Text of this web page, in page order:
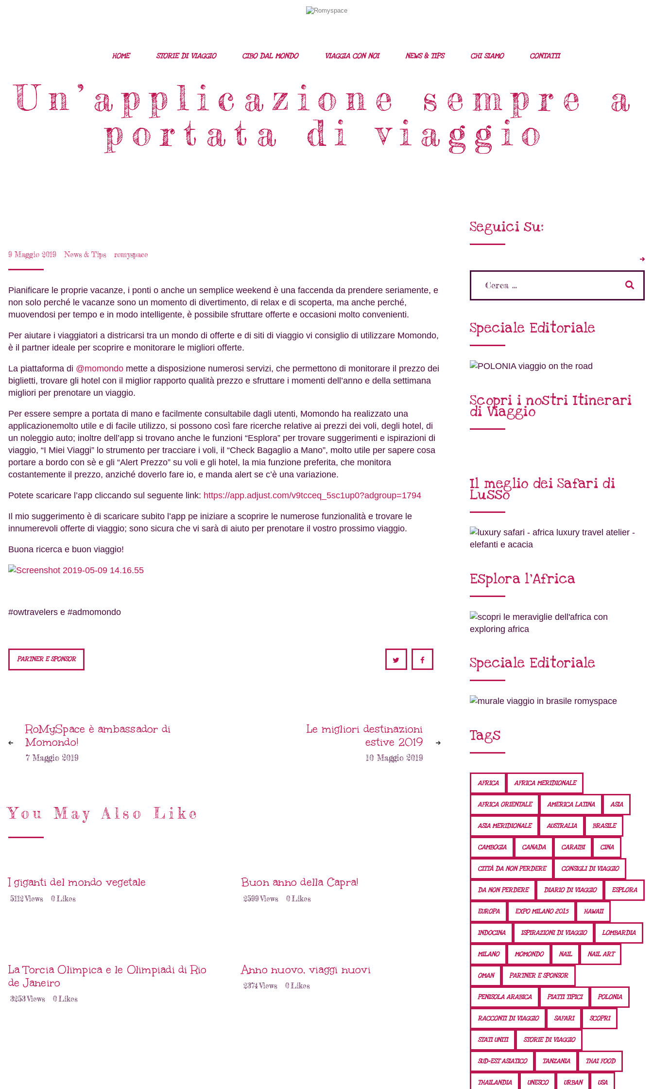
HOME STORIE DI VIAGGIO CIBO DAL MONDO VIAGGIA CON NOI NEWS & TIPS CHI SIAMO CONTATTI
Un’applicazione sempre a
portata di viaggio
Cibo Dal Mondo
Viaggia Con Noi
News & Tips
Chi Siamo
Contatti
9 Maggio 2019 News & Tips romyspace
Pianificare le proprie vacanze, i ponti o anche un semplice weekend è una faccenda da prendere seriamente, e
non solo perché le vacanze sono un momento di divertimento, di relax e di scoperta, ma anche perché,
muovendosi per tempo e in modo intelligente, è possibile sfruttare offerte e occasioni molto convenienti.
Per aiutare i viaggiatori a districarsi tra un mondo di offerte e di siti di viaggio vi consiglio di utilizzare Momondo,
è il partner ideale per scoprire e monitorare le migliori offerte.
La piattaforma di @momondo mette a disposizione numerosi servizi, che permettono di monitorare il prezzo dei
biglietti, trovare gli hotel con il miglior rapporto qualità prezzo e sfruttare i momenti dell’anno e della settimana
migliori per prenotare un viaggio.
Per essere sempre a portata di mano e facilmente consultabile dagli utenti, Momondo ha realizzato una
applicazionemolto utile e di facile utilizzo, si possono così fare ricerche relative ai prezzi dei voli, degli hotel, di
un noleggio auto; inoltre dell’app si trovano anche le funzioni “Esplora” per trovare suggerimenti e ispirazioni di
viaggio, “I Miei Viaggi” lo strumento per tracciare i voli, il “Check Bagaglio a Mano”, molto utile per sapere cosa
portare a bordo con sè e gli “Alert Prezzo” su voli e gli hotel, la mia funzione preferita, che monitora
costantemente il prezzo, anziché doverlo fare io, e manda alert se c’è una variazione.
Potete scaricare l’app cliccando sul seguente link: https://app.adjust.com/v9tcceq_5sc1up0?adgroup=1794
Il mio suggerimento è di scaricare subito l’app pe iniziare a scoprire le numerose funzionalità e trovare le
innumerevoli offerte di viaggio; sono sicura che vi sarà di aiuto per prenotare il vostro prossimo viaggio.
Buona ricerca e buon viaggio!
#owtravelers e #admomondo
PARTNER E SPONSOR
RoMySpace è ambassador di
Momondo!
7 Maggio 2019
Le migliori destinazioni
estive 2019
10 Maggio 2019
You May Also Like
I giganti del mondo vegetale
5112 Views 0Likes
Buon anno della Capra!
2599Views 0Likes
La Torcia Olimpica e le Olimpiadi di Rio
de Janeiro
3253Views 0Likes
Anno nuovo, viaggi nuovi
2374Views 0Likes
Seguici su:
Speciale Editoriale
Scopri i nostri Itinerari
di Viaggio
Il meglio dei Safari di
Lusso
Esplora l’Africa
Speciale Editoriale
Tags
AFRICA AFRICA MERIDIONALE
AFRICA ORIENTALE AMERICA LATINA ASIA
ASIA MERIDIONALE AUSTRALIA BRASILE
CAMBOGIA CANADA CARAIBI CINA
CITTÀ DA NON PERDERE CONSIGLI DI VIAGGIO
DA NON PERDERE DIARIO DI VIAGGIO ESPLORA
EUROPA EXPO MILANO 2015 HAWAII
INDOCINA ISPIRAZIONI DI VIAGGIO LOMBARDIA
MILANO MOMONDO NAIL NAIL ART
OMAN PARTNER E SPONSOR
PENISOLA ARABICA PIATTI TIPICI POLONIA
RACCONTI DI VIAGGIO SAFARI SCOPRI
STATI UNITI STORIE DI VIAGGIO
SUD-EST ASIATICO TANZANIA THAI FOOD
THAILANDIA UNESCO URBAN USA